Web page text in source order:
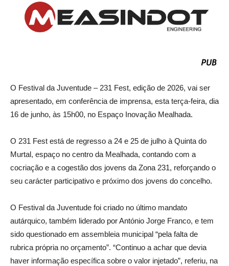
O Festival da Juventude – 231 Fest, edição de 2026, vai ser
apresentado, em conferência de imprensa, esta terça-feira, dia
16 de junho, às 15h00, no Espaço Inovação Mealhada.
O 231 Fest está de regresso a 24 e 25 de julho à Quinta do
Murtal, espaço no centro da Mealhada, contando com a
cocriação e a cogestão dos jovens da Zona 231, reforçando o
seu carácter participativo e próximo dos jovens do concelho.
O Festival da Juventude foi criado no último mandato
autárquico, também liderado por António Jorge Franco, e tem
sido questionado em assembleia municipal “pela falta de
rubrica própria no orçamento”. “Continuo a achar que devia
haver informação específica sobre o valor injetado”, referiu, na